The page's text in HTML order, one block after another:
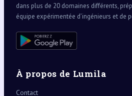
dans plus de 20 domaines différents,
équipe expérimentée d’ingénieurs et de
À propos de Lumila
Contact